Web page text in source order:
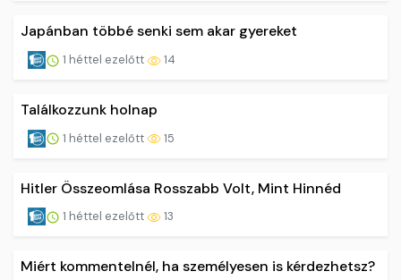
Japánban többé senki sem akar gyereket
1 héttel ezelőtt 14
Találkozzunk holnap
1 héttel ezelőtt 15
Hitler Összeomlása Rosszabb Volt, Mint Hinnéd
1 héttel ezelőtt 13
Miért kommentelnél, ha személyesen is kérdezhetsz?